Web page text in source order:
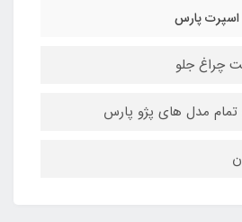
پارس
چراغ جلو
مدل های پژو پارس